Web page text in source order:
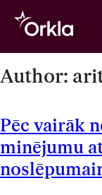
Go to frontpage
Author:
Pēc vairāk
minējumu